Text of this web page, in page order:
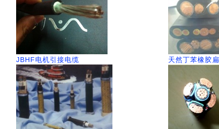
JBHF电机引接电缆 天然丁苯橡胶